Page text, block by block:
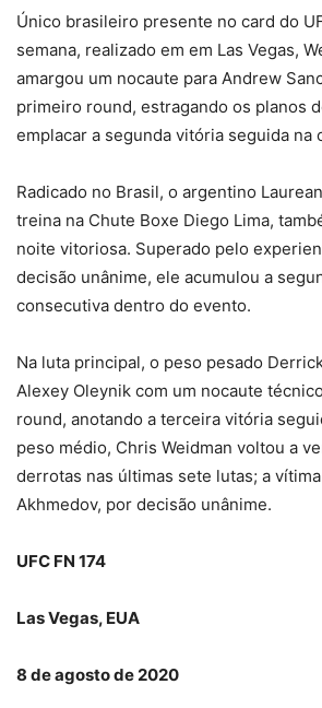
Único brasileiro presente no card do
semana, realizado em em Las Vegas,
amargou um nocaute para Andrew
primeiro round, estragando os planos
emplacar a segunda vitória seguida na
Radicado no Brasil, o argentino
treina na Chute Boxe Diego Lima,
noite vitoriosa. Superado pelo
decisão unânime, ele acumulou a
consecutiva dentro do evento.
Na luta principal, o peso pesado
Alexey Oleynik com um nocaute
round, anotando a terceira vitória
peso médio, Chris Weidman voltou a
derrotas nas últimas sete lutas; a
Akhmedov, por decisão unânime.
UFC FN 174
Las Vegas, EUA
8 de agosto de 2020